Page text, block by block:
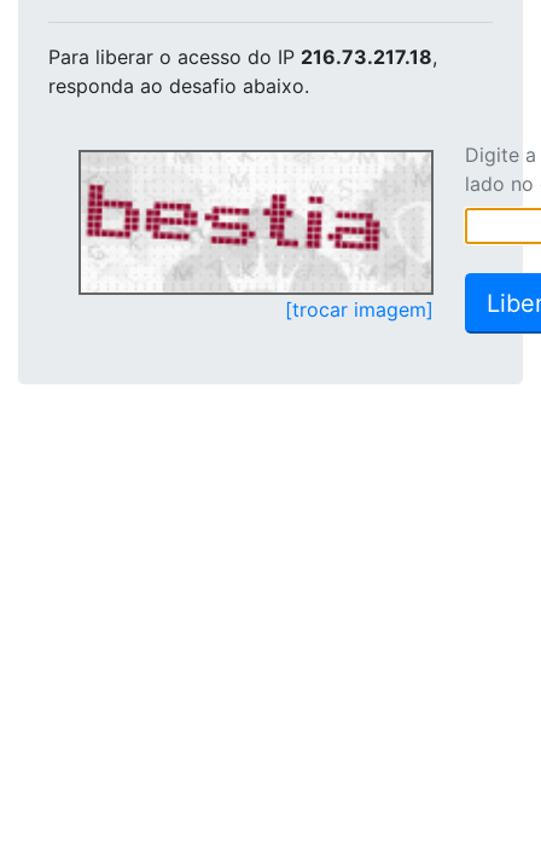
Para liberar o acesso do IP 216.73.217.18,
responda ao desafio abaixo.
[trocar imagem]
Digite
lado no